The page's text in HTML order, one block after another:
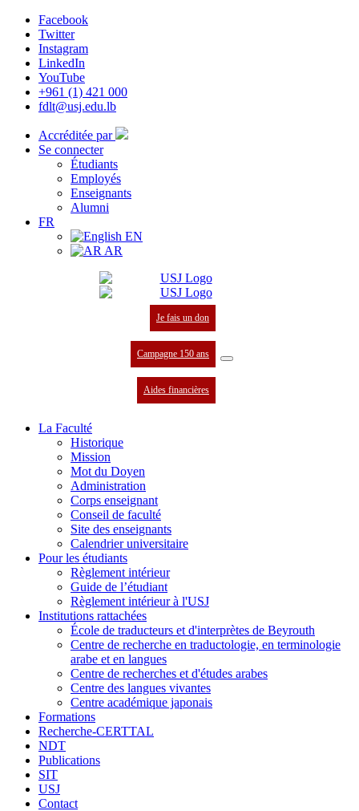
Facebook
Twitter
Instagram
LinkedIn
YouTube
+961 (1) 421 000
fdlt@usj.edu.lb
Accréditée par
Se connecter
Étudiants
Employés
Enseignants
Alumni
FR
EN
AR
Je fais un don
Campagne 150 ans
Aides financières
La Faculté
Historique
Mission
Mot du Doyen
Administration
Corps enseignant
Conseil de faculté
Site des enseignants
Calendrier universitaire
Pour les étudiants
Règlement intérieur
Guide de l’étudiant
Règlement intérieur à l'USJ
Institutions rattachées
École de traducteurs et d'interprètes de Beyrouth
Centre de recherche en traductologie, en terminologie
arabe et en langues
Centre de recherches et d'études arabes
Centre des langues vivantes
Centre académique japonais
Formations
Recherche-CERTTAL
NDT
Publications
SIT
USJ
Contact